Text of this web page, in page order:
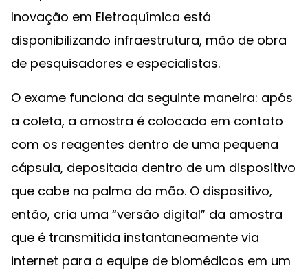
Inovação em Eletroquímica está
disponibilizando infraestrutura, mão de obra
de pesquisadores e especialistas.
O exame funciona da seguinte maneira: após
a coleta, a amostra é colocada em contato
com os reagentes dentro de uma pequena
cápsula, depositada dentro de um dispositivo
que cabe na palma da mão. O dispositivo,
então, cria uma “versão digital” da amostra
que é transmitida instantaneamente via
internet para a equipe de biomédicos em um